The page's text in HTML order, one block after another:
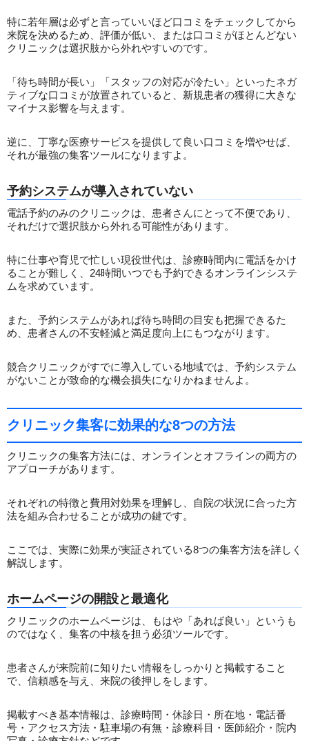
特に若年層は必ずと言っていいほど口コミをチェックしてから
来院を決めるため、評価が低い、または口コミがほとんどない
クリニックは選択肢から外れやすいのです。
「待ち時間が長い」「スタッフの対応が冷たい」といったネガ
ティブな口コミが放置されていると、新規患者の獲得に大きな
マイナス影響を与えます。
逆に、丁寧な医療サービスを提供して良い口コミを増やせば、
それが最強の集客ツールになりますよ。
予約システムが導入されていない
電話予約のみのクリニックは、患者さんにとって不便であり、
それだけで選択肢から外れる可能性があります。
特に仕事や育児で忙しい現役世代は、診療時間内に電話をかけ
ることが難しく、24時間いつでも予約できるオンラインシステ
ムを求めています。
また、予約システムがあれば待ち時間の目安も把握できるた
め、患者さんの不安軽減と満足度向上にもつながります。
競合クリニックがすでに導入している地域では、予約システム
がないことが致命的な機会損失になりかねませんよ。
クリニック集客に効果的な8つの方法
クリニックの集客方法には、オンラインとオフラインの両方の
アプローチがあります。
それぞれの特徴と費用対効果を理解し、自院の状況に合った方
法を組み合わせることが成功の鍵です。
ここでは、実際に効果が実証されている8つの集客方法を詳しく
解説します。
ホームページの開設と最適化
クリニックのホームページは、もはや「あれば良い」というも
のではなく、集客の中核を担う必須ツールです。
患者さんが来院前に知りたい情報をしっかりと掲載すること
で、信頼感を与え、来院の後押しをします。
掲載すべき基本情報は、診療時間・休診日・所在地・電話番
号・アクセス方法・駐車場の有無・診療科目・医師紹介・院内